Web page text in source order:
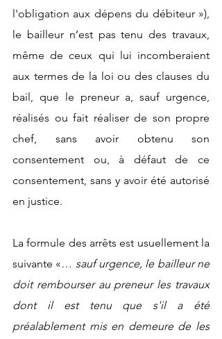
l'obligation aux dépens du débiteur »),
le bailleur n’est pas tenu des travaux,
même de ceux qui lui incomberaient
aux termes de la loi ou des clauses du
bail, que le preneur a, sauf urgence,
réalisés ou fait réaliser de son propre
chef, sans avoir obtenu son
consentement ou, à défaut de ce
consentement, sans y avoir été autorisé
en justice.
La formule des arrêts est usuellement la
suivante «… sauf urgence, le bailleur ne
doit rembourser au preneur les travaux
dont il est tenu que s'il a été
préalablement mis en demeure de les